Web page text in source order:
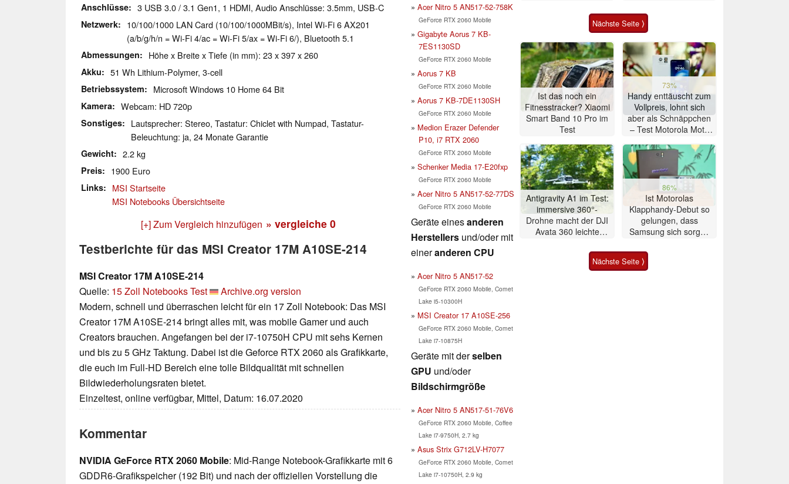
Anschlüsse 3 USB 3.0 / 3.1 Gen1, 1 HDMI, Audio Anschlüsse: 3.5mm, USB-C
Netzwerk
10/100/1000 LAN Card (10/100/1000MBit/s), Intel Wi-Fi 6 AX201
(a/b/g/h/n = Wi-Fi 4/ac = Wi-Fi 5/ax = Wi-Fi 6/), Bluetooth 5.1
Abmessungen Höhe x Breite x Tiefe (in mm): 23 x 397 x 260
Akku 51 Wh Lithium-Polymer, 3-cell
Betriebssystem Microsoft Windows 10 Home 64 Bit
Kamera Webcam: HD 720p
Sonstiges
Lautsprecher: Stereo, Tastatur: Chiclet with Numpad, Tastatur-
Beleuchtung: ja, 24 Monate Garantie
Gewicht 2.2 kg
Preis 1900 Euro
Links
MSI Startseite
MSI Notebooks Übersichtseite
[+] Zum Vergleich hinzufügen » vergleiche 0
Testberichte für das MSI Creator 17M A10SE-214
MSI Creator 17M A10SE-214
Quelle: 15 Zoll Notebooks Test
Archive.org version
Modern, schnell und überraschen leicht für ein 17 Zoll Notebook: Das MSI
Creator 17M A10SE-214 bringt alles mit, was mobile Gamer und auch
Creators brauchen. Angefangen bei der i7-10750H CPU mit sehs Kernen
und bis zu 5 GHz Taktung. Dabei ist die Geforce RTX 2060 als Grafikkarte,
die euch im Full-HD Bereich eine tolle Bildqualität mit schnellen
Bildwiederholungsraten bietet.
Einzeltest, online verfügbar, Mittel, Datum: 16.07.2020
Kommentar
NVIDIA GeForce RTX 2060 Mobile: Mid-Range Notebook-Grafikkarte mit 6
GDDR6-Grafikspeicher (192 Bit) und nach der offiziellen Vorstellung die
Acer Nitro 5 AN517-52-758K
GeForce RTX 2060 Mobile
Gigabyte Aorus 7 KB-
7ES1130SD
GeForce RTX 2060 Mobile
Aorus 7 KB
GeForce RTX 2060 Mobile
Aorus 7 KB-7DE1130SH
GeForce RTX 2060 Mobile
Medion Erazer Defender
P10, i7 RTX 2060
GeForce RTX 2060 Mobile
Schenker Media 17-E20fxp
GeForce RTX 2060 Mobile
Acer Nitro 5 AN517-52-77DS
GeForce RTX 2060 Mobile
Geräte einesanderen
Herstellers und/oder mit
eineranderen CPU
Acer Nitro 5 AN517-52
GeForce RTX 2060 Mobile, Comet
Lake i5-10300H
MSI Creator 17 A10SE-256
GeForce RTX 2060 Mobile, Comet
Lake i7-10875H
Geräte mit derselben
GPU und/oder
Bildschirmgröße
Acer Nitro 5 AN517-51-76V6
GeForce RTX 2060 Mobile, Coffee
Lake i7-9750H, 2.7 kg
Asus Strix G712LV-H7077
GeForce RTX 2060 Mobile, Comet
Lake i7-10750H, 2.9 kg
Nächste Seite ⟩
Ist das noch ein
Fitnesstracker? Xiaomi
Smart Band 10 Pro im
Test
73%
Handy enttäuscht zum
Vollpreis, lohnt sich
aber als Schnäppchen
– Test Motorola Moto
Antigravity A1 im Test:
immersive 360°-
Drohne macht der DJI
Avata 360 leichte
86%
Ist Motorolas
Klapphandy-Debut so
gelungen, dass
Samsung sich sorgen
Smartphone im Test
Nächste Seite ⟩